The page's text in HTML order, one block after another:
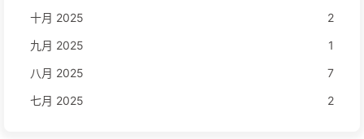
十月 2025
2
九月 2025
1
八月 2025
7
七月 2025
2